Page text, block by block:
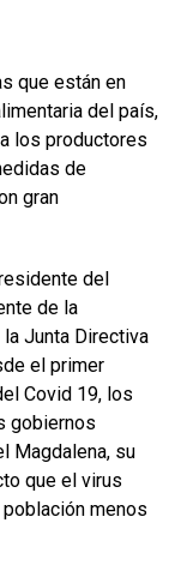
que están en
del país,
los productores
de
gran
del
de la
la Junta Directiva
el primer
Covid 19, los
gobiernos
Magdalena, su
que el virus
menos